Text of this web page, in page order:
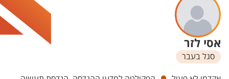
אסי לזר
סגל בעבר